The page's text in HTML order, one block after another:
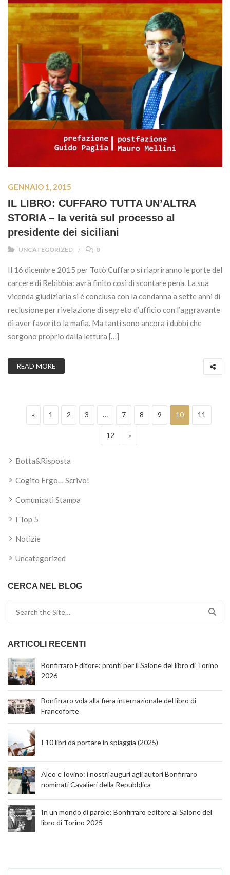
GENNAIO 1, 2015
IL LIBRO: CUFFARO TUTTA UN’ALTRA
STORIA – la verità sul processo al
presidente dei siciliani
UNCATEGORIZED 0
Il 16 dicembre 2015 per Totò Cuffaro si riapriranno le porte del
carcere di Rebibbia: avrà finito così di scontare pena. La sua
vicenda giudiziaria si è conclusa con la condanna a sette anni di
reclusione per rivelazione di segreto d’ufficio con l’aggravante
di aver favorito la mafia. Ma tanti sono ancora i dubbi che
sorgono proprio dalla lettura […]
READ MORE
Paginazione degli articoli
«Previous page
Page
1 Page
2 Page
3 … Page
7 Page
8 Page
9 Page
10 Page
11
Page
12 Next page
»
Botta&Risposta
Cogito Ergo… Scrivo!
Comunicati Stampa
I Top 5
Notizie
Uncategorized
CERCA NEL BLOG
ARTICOLI RECENTI
Bonfirraro Editore: pronti per il Salone del libro di Torino
2026
Bonfirraro vola alla fiera internazionale del libro di
Francoforte
I 10 libri da portare in spiaggia (2025)
Aleo e Iovino: i nostri auguri agli autori Bonfirraro
nominati Cavalieri della Repubblica
In un mondo di parole: Bonfirraro editore al Salone del
libro di Torino 2025